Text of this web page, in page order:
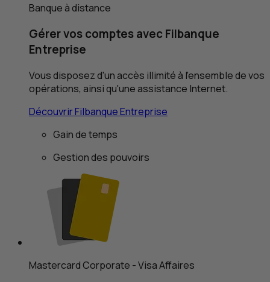
Banque à distance
Gérer vos comptes avec Filbanque
Entreprise
Vous disposez d'un accès illimité à l'ensemble de vos
opérations, ainsi qu'une assistance Internet.
Découvrir Filbanque Entreprise
Gain de temps
Gestion des pouvoirs
Mastercard Corporate - Visa Affaires